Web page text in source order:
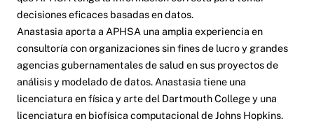
decisiones eficaces basadas en datos.
Anastasia aporta a APHSA una amplia experiencia en
consultoría con organizaciones sin fines de lucro y grandes
agencias gubernamentales de salud en sus proyectos de
análisis y modelado de datos. Anastasia tiene una
licenciatura en física y arte del Dartmouth College y una
licenciatura en biofísica computacional de Johns Hopkins.